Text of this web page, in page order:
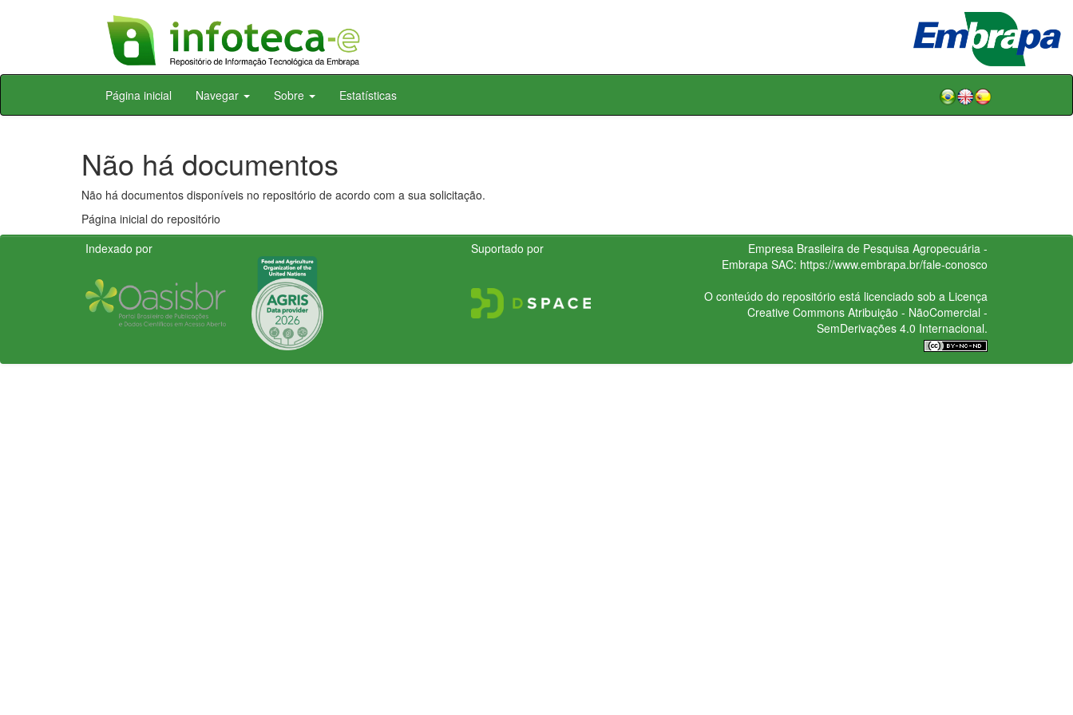
Skip
Página inicial Navegar Sobre Estatísticas
Não há documentos
Não há documentos disponíveis no repositório de acordo com a sua solicitação.
Página inicial do repositório
Indexado por
Suportado por
Empresa Brasileira de Pesquisa Agropecuária -
Embrapa SAC: https://www.embrapa.br/fale-conosco
O conteúdo do repositório está licenciado sob a Licença
Creative CommonsAtribuição - NãoComercial -
SemDerivações 4.0 Internacional.